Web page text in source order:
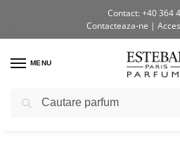
Contact: +40 364
Contacteaza-ne |
MENU
Prima pagină / Shop / Testere si diverse